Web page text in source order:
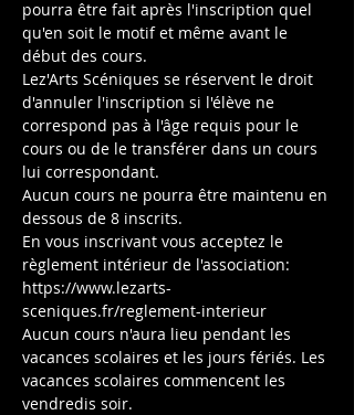
pourra être fait après l'inscription quel
qu'en soit le motif et même avant le
début des cours.
Lez'Arts Scéniques se réservent le droit
d'annuler l'inscription si l'élève ne
correspond pas à l'âge requis pour le
cours ou de le transférer dans un cours
lui correspondant.
Aucun cours ne pourra être maintenu en
dessous de 8 inscrits.
En vous inscrivant vous acceptez le
règlement intérieur de l'association:
https://www.lezarts-
sceniques.fr/reglement-interieur
Aucun cours n'aura lieu pendant les
vacances scolaires et les jours fériés. Les
vacances scolaires commencent les
vendredis soir.